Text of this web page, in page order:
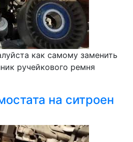
как самому заменить
ручейкового ремня
на ситроен